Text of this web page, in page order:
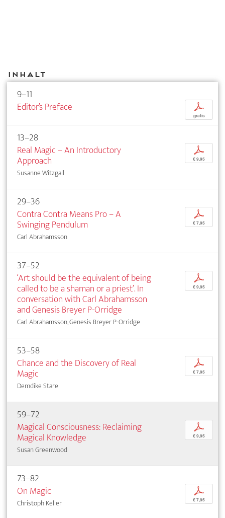
Inhalt
9–11
Editor’s Preface
p
gratis
13–28
Real Magic – An Introductory
Approach
Susanne Witzgall
p
€ 9,95
29–36
Contra Contra Means Pro – A
Swinging Pendulum
Carl Abrahamsson
p
€ 7,95
37–52
‘Art should be the equivalent of being
called to be a shaman or a priest’. In
conversation with Carl Abrahamsson
and Genesis Breyer P-Orridge
Carl Abrahamsson, Genesis Breyer P-Orridge
p
€ 9,95
53–58
Chance and the Discovery of Real
Magic
Demdike Stare
p
€ 7,95
59–72
Magical Consciousness: Reclaiming
Magical Knowledge
Susan Greenwood
p
€ 9,95
73–82
On Magic
Christoph Keller
p
€ 7,95